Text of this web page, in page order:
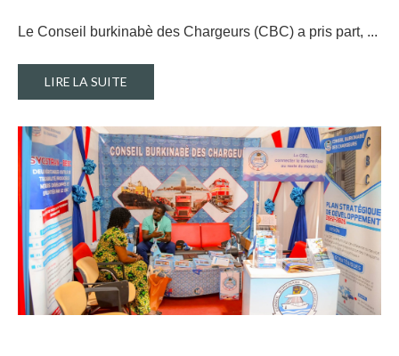
Le Conseil burkinabè des Chargeurs (CBC) a pris part, ...
LIRE LA SUITE